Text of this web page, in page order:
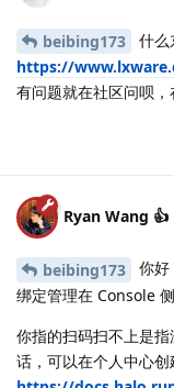
beibing173
什么
https://
有问题就在社区问呗
Ryan Wang 👍
beibing173
你好
绑定管理在 Console
你指的扫码扫不上是
话，可以在个人中心创